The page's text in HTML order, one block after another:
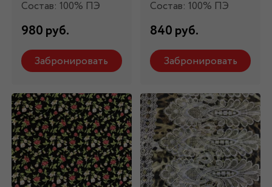
Состав: 100% ПЭ
980 руб.
Забронировать
Состав: 100% ПЭ
840 руб.
Забронировать